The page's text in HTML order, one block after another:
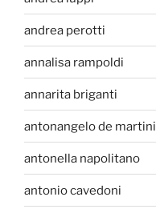
andrea perotti
annalisa rampoldi
annarita briganti
antonangelo de martini
antonella napolitano
antonio cavedoni